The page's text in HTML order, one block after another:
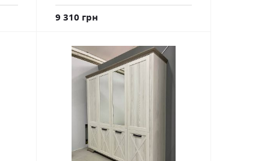
9 310 грн